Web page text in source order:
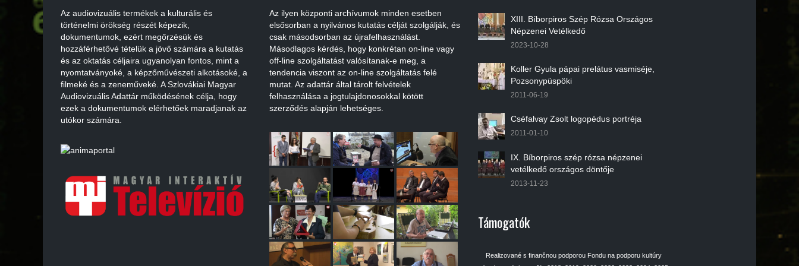
Az audiovizuális termékek a kulturális és
történelmi örökség részét képezik,
dokumentumok, ezért megőrzésük és
hozzáférhetővé tételük a jövő számára a kutatás
és az oktatás céljaira ugyanolyan fontos, mint a
nyomtatványoké, a képzőművészeti alkotásoké, a
filmeké és a zeneműveké. A Szlovákiai Magyar
Audiovizuális Adattár működésének célja, hogy
ezek a dokumentumok elérhetőek maradjanak az
utókor számára.
Az ilyen központi archívumok minden esetben
elsősorban a nyilvános kutatás célját szolgálják, és
csak másodsorban az újrafelhasználást.
Másodlagos kérdés, hogy konkrétan on-line vagy
off-line szolgáltatást valósítanak-e meg, a
tendencia viszont az on-line szolgáltatás felé
mutat. Az adattár által tárolt felvételek
felhasználása a jogtulajdonosokkal kötött
szerződés alapján lehetséges.
XIII. Bíborpiros Szép Rózsa Országos
Népzenei Vetélkedő
2023-10-28
Koller Gyula pápai prelátus vasmiséje,
Pozsonypüspöki
2011-06-19
Cséfalvay Zsolt logopédus portréja
2011-01-10
IX. Bíborpiros szép rózsa népzenei
vetélkedő országos döntője
2013-11-23
Támogatók
Realizované s finančnou podporou Fondu na podporu kultúry